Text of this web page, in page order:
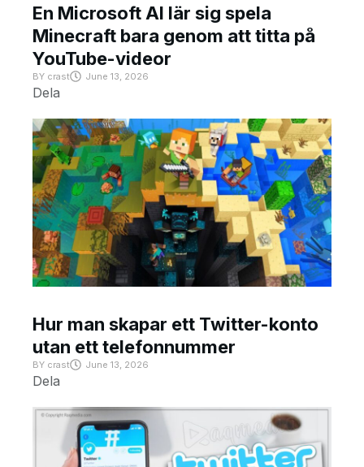
En Microsoft AI lär sig spela
Minecraft bara genom att titta på
YouTube-videor
BY crast June 13, 2026
Dela
Hur man skapar ett Twitter-konto
utan ett telefonnummer
BY crast June 13, 2026
Dela